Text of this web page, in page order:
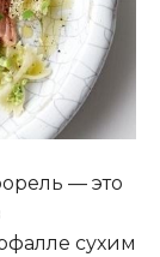
— это
сухим